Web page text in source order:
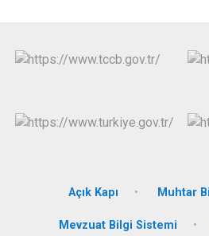
Açık Kapı Muhtar
Mevzuat Bilgi Sistemi